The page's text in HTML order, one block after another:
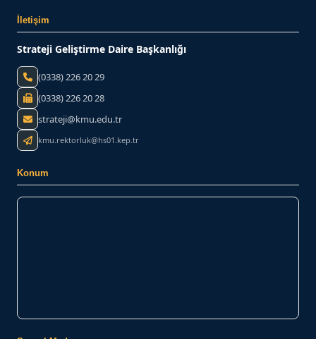
İletişim
Strateji Geliştirme Daire Başkanlığı
(0338) 226 20 29
(0338) 226 20 28
strateji@kmu.edu.tr
kmu.rektorluk@hs01.kep.tr
Konum